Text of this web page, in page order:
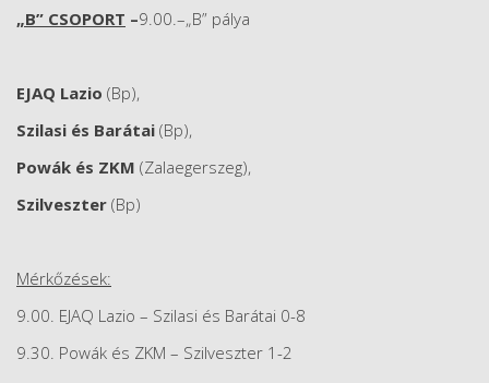
„B” CSOPORT –9.00.–„B” pálya
EJAQ Lazio (Bp),
Szilasi és Barátai (Bp),
Powák és ZKM (Zalaegerszeg),
Szilveszter (Bp)
Mérkőzések:
9.00. EJAQ Lazio – Szilasi és Barátai 0-8
9.30. Powák és ZKM – Szilveszter 1-2